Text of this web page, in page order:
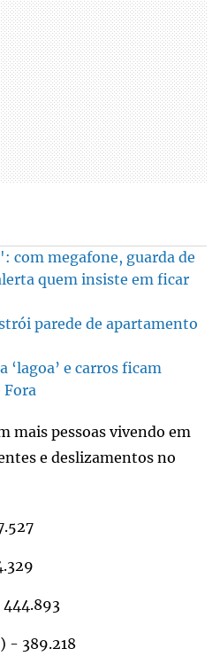
com megafone, guarda de
quem insiste em ficar
parede de apartamento
‘lagoa’ e carros ficam
Fora
mais pessoas vivendo em
e deslizamentos no
444.893
- 389.218